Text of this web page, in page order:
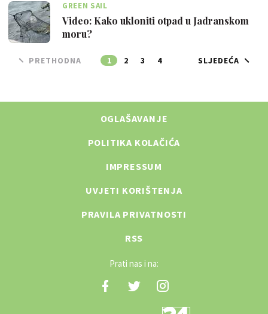
GREEN SAIL
Video: Kako ukloniti otpad u Jadranskom
moru?
PRETHODNA 1 2 3 4 SLJEDEĆA
OGLAŠAVANJE
POLITIKA KOLAČIĆA
IMPRESSUM
UVJETI KORIŠTENJA
PRAVILA PRIVATNOSTI
RSS
Prati nas i na: